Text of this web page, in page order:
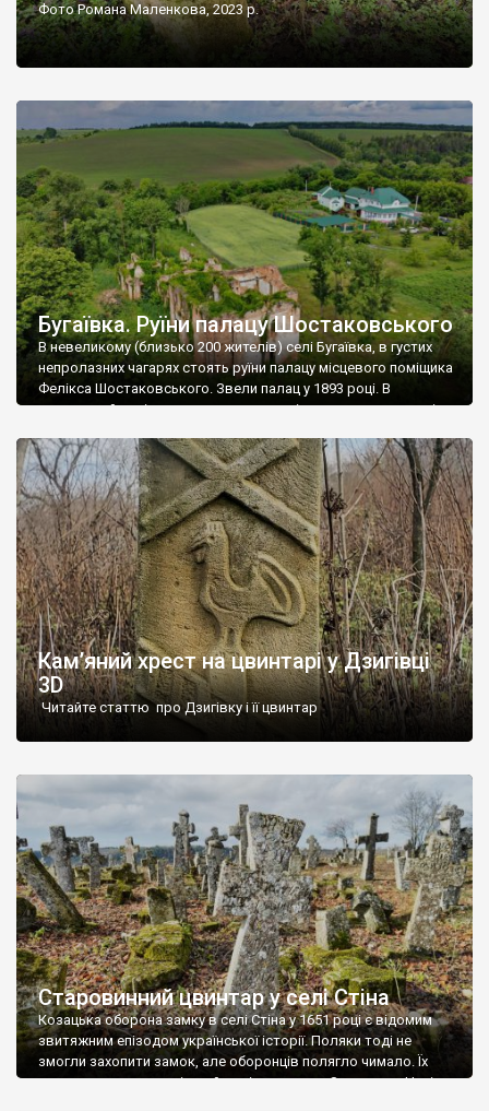
Фото Романа Маленкова, 2023 р.
Бугаївка. Руїни палацу Шостаковського
В невеликому (близько 200 жителів) селі Бугаївка, в густих
непролазних чагарях стоять руїни палацу місцевого поміщика
Фелікса Шостаковського. Звели палац у 1893 році. В
радянський період у ньому спочатку містилася школа, потім
століття тут розмістили туберкульозну лікарню. Коли із
палацу виїхала лікарня – ми точно не […]
Кам’яний хрест на цвинтарі у Дзигівці
3D
Читайте статтю про Дзигівку і її цвинтар
Старовинний цвинтар у селі Стіна
Козацька оборона замку в селі Стіна у 1651 році є відомим
звитяжним епізодом української історії. Поляки тоді не
змогли захопити замок, але оборонців полягло чимало. Їх
поховали на цвинтарі, який тоді називався Замковим. Нині на